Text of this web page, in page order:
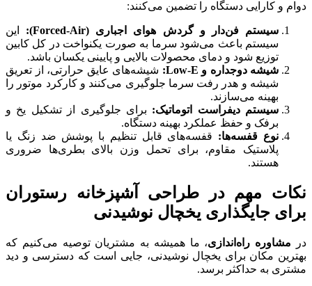
دوام و کارایی دستگاه را تضمین می‌کنند:
سیستم فن‌دار و گردش هوای اجباری (Forced-Air
): این
سیستم باعث می‌شود سرما به صورت یکنواخت در کل کابین
توزیع شود و دمای محصولات بالایی و پایینی یکسان باشد.
شیشه دوجداره و Low-E
: شیشه‌های عایق حرارتی، از تعریق
شیشه و هدر رفت سرما جلوگیری می‌کنند و کارکرد موتور را
بهینه می‌سازند.
سیستم دیفراست اتوماتیک: برای جلوگیری از تشکیل یخ و
برفک و حفظ عملکرد بهینه دستگاه.
نوع قفسه‌ها: قفسه‌های قابل تنظیم با پوشش ضد زنگ یا
پلاستیک مقاوم، برای تحمل وزن بالای بطری‌ها ضروری
هستند.
نکات مهم در طراحی آشپزخانه رستوران
برای جایگذاری یخچال نوشیدنی
در مشاوره راه‌اندازی، ما همیشه به مشتریان توصیه می‌کنیم که
بهترین مکان برای یخچال نوشیدنی، جایی است که دسترسی و دید
مشتری به حداکثر برسد.